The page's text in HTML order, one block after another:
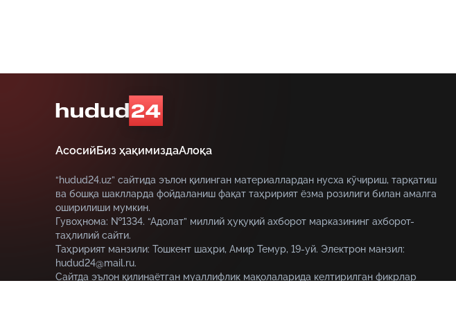
АсосийБиз ҳақимиздаАлоқа
“hudud24.uz” сайтида эълон қилинган материаллардан нусха кўчириш, тарқатиш
ва бошқа шаклларда фойдаланиш фақат таҳририят ёзма розилиги билан амалга
оширилиши мумкин.
Гувоҳнома: №1334. “Адолат” миллий ҳуқуқий ахборот марказининг ахборот-
таҳлилий сайти.
Таҳририят манзили: Тошкент шаҳри, Амир Темур, 19-уй. Электрон манзил:
hudud24@mail.ru.
Сайтда эълон қилинаётган муаллифлик мақолаларида келтирилган фикрлар